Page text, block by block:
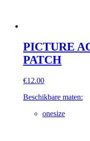
PICTURE
PATCH
€12.00
Beschikbare maten:
onesize